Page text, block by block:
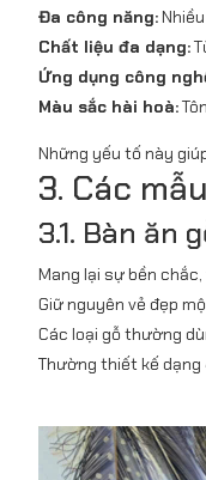
Đa công năng:
Chất liệu đa dạng:
Ứng dụng công
Màu sắc hài hoà:
Những yếu tố này
3. Các
3.1. Bàn ăn
Mang lại sự bền
Giữ nguyên vẻ đẹp
Các loại gỗ thường
Thường thiết kế dạng